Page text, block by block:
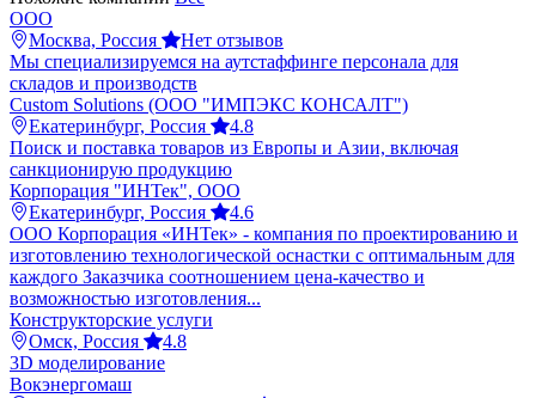
ООО
Москва, Россия
Нет отзывов
Мы специализируемся на аутстаффинге персонала для
складов и производств
Custom Solutions (ООО "ИМПЭКС КОНСАЛТ")
Екатеринбург, Россия
4.8
Поиск и поставка товаров из Европы и Азии, включая
санкционирую продукцию
Корпорация "ИНТек", ООО
Екатеринбург, Россия
4.6
ООО Корпорация «ИНТек» - компания по проектированию и
изготовлению технологической оснастки с оптимальным для
каждого Заказчика соотношением цена-качество и
возможностью изготовления...
Конструкторские услуги
Омск, Россия
4.8
3D моделирование
Вокэнергомаш